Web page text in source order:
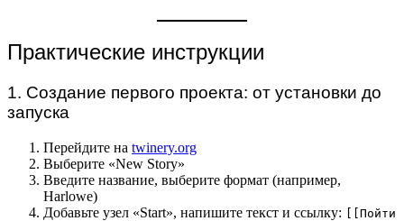
Практические инструкции
1. Создание первого проекта: от установки до
запуска
Перейдите на twinery.org
Выберите «New Story»
Введите название, выберите формат (например,
Harlowe)
Добавьте узел «Start», напишите текст и ссылку: [[Пойти